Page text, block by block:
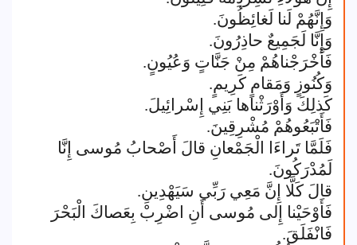
وَإِنَّهُمْ لَنا لَغائِظُونَ.
وَإِنَّا لَجَمِيعٌ حاذِرُونَ.
فَأَخْرَجْناهُمْ مِنْ جَنَّاتٍ وَعُيُونٍ.
وَكُنُوزٍ وَمَقامٍ كَرِيمٍ.
كَذلِكَ وَأَوْرَثْناها بَنِي إِسْرائِيلَ.
فَأَتْبَعُوهُمْ مُشْرِقِينَ.
فَلَمَّا تَراءَا الْجَمْعانِ قالَ أَصْحابُ مُوسى إِنَّا
لَمُدْرَكُونَ.
قالَ كَلَّا إِنَّ مَعِي رَبِّي سَيَهْدِينِ.
فَأَوْحَيْنا إِلى مُوسى أَنِ اضْرِبْ بِعَصاكَ الْبَحْرَ
فَانْفَلَقَ.